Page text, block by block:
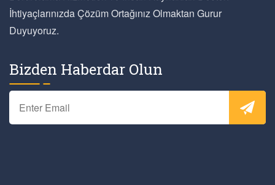
İhtiyaçlarınızda Çözüm Ortağınız Olmaktan Gurur
Duyuyoruz.
Bizden Haberdar Olun